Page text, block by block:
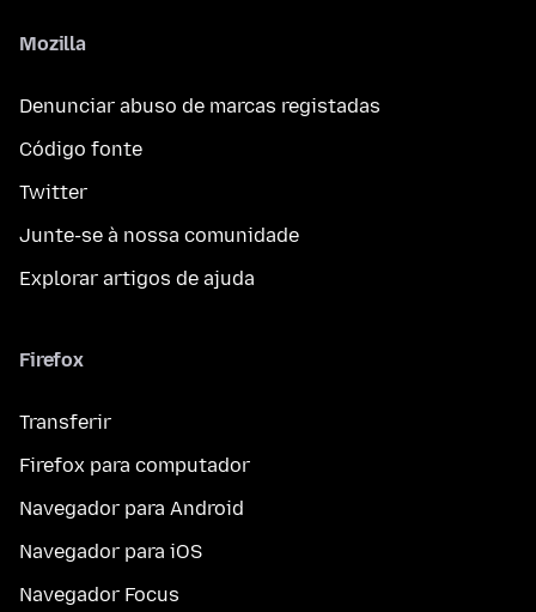
Mozilla
Denunciar abuso de marcas registadas
Código fonte
Twitter
Junte-se à nossa comunidade
Explorar artigos de ajuda
Firefox
Transferir
Firefox para computador
Navegador para Android
Navegador para iOS
Navegador Focus